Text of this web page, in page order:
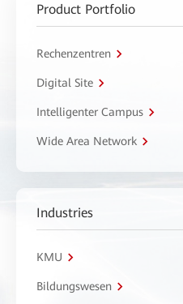
Product Portfolio
Rechenzentren
Digital Site
Intelligenter Campus
Wide Area Network
Industries
KMU
Bildungswesen